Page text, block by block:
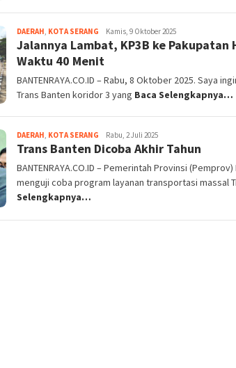
DAERAH KOTA SERANG Redaksi
Banten
Raya
Kamis, 9 Oktober 2025
Jalannya Lambat, KP3B ke Pakupatan
Waktu 40 Menit
BANTENRAYA.CO.ID – Rabu, 8 Oktober 2025. Saya
Trans Banten koridor 3 yang Baca Selengkapnya…
DAERAH KOTA SERANG Redaksi
Banten
Rabu, 2 Juli 2025
Trans Banten Dicoba Akhir Tahun
BANTENRAYA.CO.ID – Pemerintah Provinsi
menguji coba program layanan transportasi massal
Selengkapnya…